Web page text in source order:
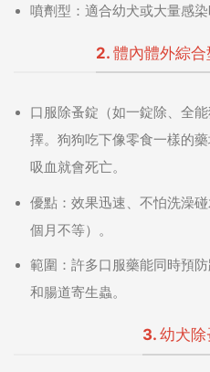
噴劑型：適合幼犬或大量感染
2. 體內體外綜合
口服除蚤錠（如一錠除、全
擇。狗狗吃下像零食一樣的
吸血就會死亡。
優點：效果迅速、不怕洗澡
個月不等）。
範圍：許多口服藥能同時預
和腸道寄生蟲。
3. 幼犬